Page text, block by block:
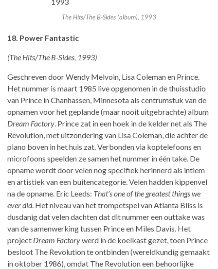
The Hits/The B-Sides (album), 1993
18. Power Fantastic
(The Hits/The B-Sides, 1993)
Geschreven door Wendy Melvoin, Lisa Coleman en Prince.
Het nummer is maart 1985 live opgenomen in de thuisstudio
van Prince in Chanhassen, Minnesota als centrumstuk van de
opnamen voor het geplande (maar nooit uitgebrachte) album
Dream Factory. Prince zat in een hoek in de kelder net als The
Revolution, met uitzondering van Lisa Coleman, die achter de
piano boven in het huis zat. Verbonden via koptelefoons en
microfoons speelden ze samen het nummer in één take. De
opname wordt door velen nog specifiek herinnerd als intiem
en artistiek van een buitencategorie. Velen hadden kippenvel
na de opname. Eric Leeds: That’s one of the greatest things we
ever did. Het niveau van het trompetspel van Atlanta Bliss is
dusdanig dat velen dachten dat dit nummer een outtake was
van de samenwerking tussen Prince en Miles Davis. Het
project Dream Factorywerd in de koelkast gezet, toen Prince
besloot The Revolution te ontbinden (wereldkundig gemaakt
in oktober 1986), omdat The Revolution een behoorlijke